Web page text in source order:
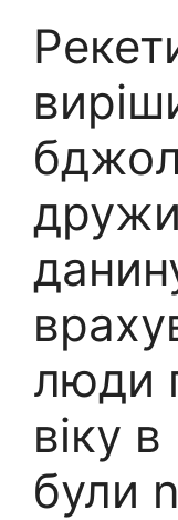
люди
віку
були